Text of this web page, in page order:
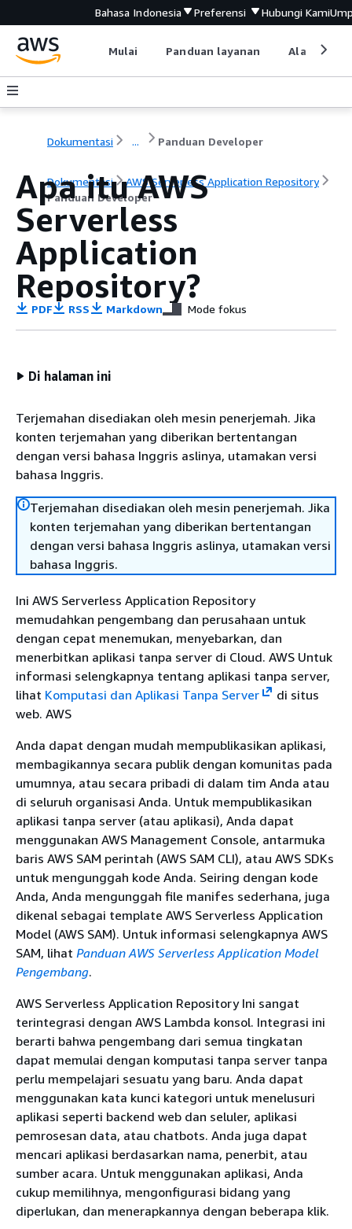
Bahasa Indonesia Preferensi Hubungi Kami
Mulai Panduan layanan Alat
Dokumentasi ... Panduan Developer
Dokumentasi
AWS Serverless Application Repository
Panduan Developer
Apa itu AWS
Serverless
Application
Repository?
PDF RSS Markdown Mode fokus
Di halaman ini
Terjemahan disediakan oleh mesin penerjemah. Jika
konten terjemahan yang diberikan bertentangan
dengan versi bahasa Inggris aslinya, utamakan versi
bahasa Inggris.
Terjemahan disediakan oleh mesin penerjemah. Jika
konten terjemahan yang diberikan bertentangan
dengan versi bahasa Inggris aslinya, utamakan versi
bahasa Inggris.
Ini AWS Serverless Application Repository
memudahkan pengembang dan perusahaan untuk
dengan cepat menemukan, menyebarkan, dan
menerbitkan aplikasi tanpa server di Cloud. AWS Untuk
informasi selengkapnya tentang aplikasi tanpa server,
lihat Komputasi dan Aplikasi Tanpa Server
di situs
web. AWS
Anda dapat dengan mudah mempublikasikan aplikasi,
membagikannya secara publik dengan komunitas pada
umumnya, atau secara pribadi di dalam tim Anda atau
di seluruh organisasi Anda. Untuk mempublikasikan
aplikasi tanpa server (atau aplikasi), Anda dapat
menggunakan AWS Management Console, antarmuka
baris AWS SAM perintah (AWS SAM CLI), atau AWS SDKs
untuk mengunggah kode Anda. Seiring dengan kode
Anda, Anda mengunggah file manifes sederhana, juga
dikenal sebagai template AWS Serverless Application
Model (AWS SAM). Untuk informasi selengkapnya AWS
SAM, lihat Panduan AWS Serverless Application Model
Pengembang.
AWS Serverless Application Repository Ini sangat
terintegrasi dengan AWS Lambda konsol. Integrasi ini
berarti bahwa pengembang dari semua tingkatan
dapat memulai dengan komputasi tanpa server tanpa
perlu mempelajari sesuatu yang baru. Anda dapat
menggunakan kata kunci kategori untuk menelusuri
aplikasi seperti backend web dan seluler, aplikasi
pemrosesan data, atau chatbots. Anda juga dapat
mencari aplikasi berdasarkan nama, penerbit, atau
sumber acara. Untuk menggunakan aplikasi, Anda
cukup memilihnya, mengonfigurasi bidang yang
diperlukan, dan menerapkannya dengan beberapa klik.